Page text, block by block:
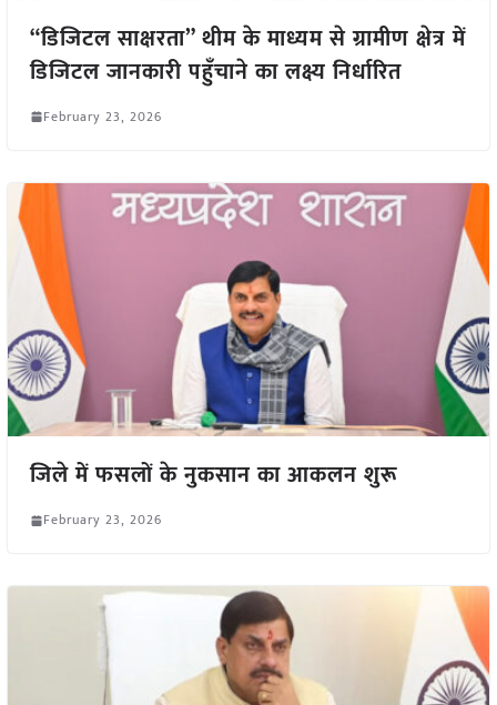
“डिजिटल साक्षरता” थीम के माध्यम से ग्रामीण क्षेत्र में
डिजिटल जानकारी पहुँचाने का लक्ष्य निर्धारित
February 23, 2026
जिले में फसलों के नुकसान का आकलन शुरू
February 23, 2026